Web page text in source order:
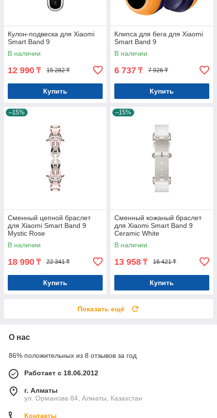
Кулон-подвеска для Xiaomi
Smart Band 9
В наличии
12 990 ₸ 15 282 ₸
Купить
Клипса для бега для Xiaomi
Smart Band 9
В наличии
6 737 ₸ 7 926 ₸
Купить
–15%
Сменный цепной браслет
для Xiaomi Smart Band 9
Mystic Rose
В наличии
18 990 ₸ 22 341 ₸
Купить
–15%
Сменный кожаный браслет
для Xiaomi Smart Band 9
Ceramic White
В наличии
13 958 ₸ 16 421 ₸
Купить
Показать ещё
О нас
86% положительных из 8 отзывов за год
Работает с 18.06.2012
г. Алматы
ул. Орманова 84, Алматы, Казахстан
Контакты